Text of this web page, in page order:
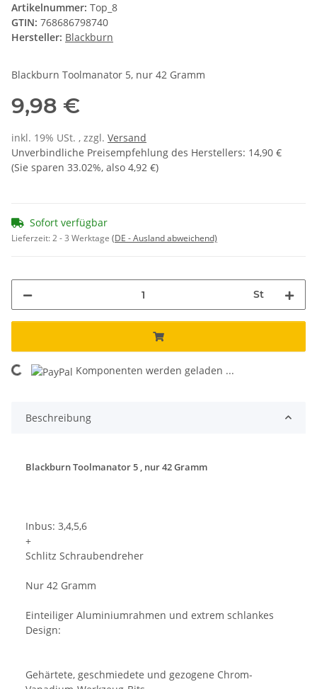
Artikelnummer: Top_8
GTIN: 768686798740
Hersteller: Blackburn
Blackburn Toolmanator 5, nur 42 Gramm
9,98 €
inkl. 19% USt. , zzgl. Versand
Unverbindliche Preisempfehlung des Herstellers: 14,90 €
(Sie sparen 33.02%, also 4,92 €)
Sofort verfügbar
Lieferzeit:2 - 3 Werktage (DE - Ausland abweichend)
St
Loading... Komponenten werden geladen ...
Beschreibung
Blackburn Toolmanator 5 , nur 42 Gramm
Inbus: 3,4,5,6
+
Schlitz Schraubendreher
Nur 42 Gramm
Einteiliger Aluminiumrahmen und extrem schlankes
Design:
Gehärtete, geschmiedete und gezogene Chrom-